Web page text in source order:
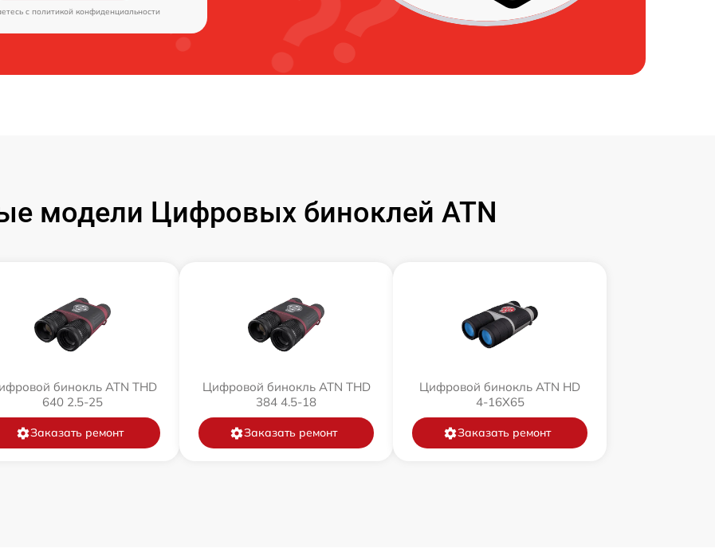
c политикой конфиденциальности
модели Цифровых биноклей ATN
бинокль ATN THD
640 2.5-25
Заказать ремонт
Цифровой бинокль ATN THD
384 4.5-18
Заказать ремонт
Цифровой бинокль ATN HD
4-16X65
Заказать ремонт